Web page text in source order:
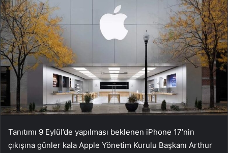
Tanıtımı 9 Eylül’de yapılması beklenen iPhone 17’nin
çıkışına günler kala Apple Yönetim Kurulu Başkanı Arthur